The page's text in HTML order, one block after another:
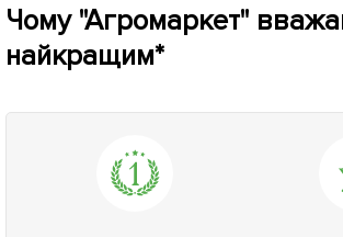
Чому "Агромаркет"
найкращим*